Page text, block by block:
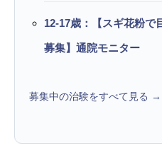
12-17歳：【スギ花粉で
募集】通院モニター
募集中の治験をすべて見る →